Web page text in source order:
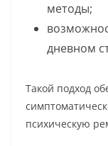
методы;
дневном
Такой подход
психическую